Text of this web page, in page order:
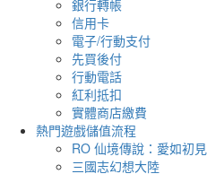
銀行轉帳
信用卡
電子/行動支付
先買後付
行動電話
紅利抵扣
實體商店繳費
熱門遊戲儲值流程
RO 仙境傳說：愛如初見
三國志幻想大陸